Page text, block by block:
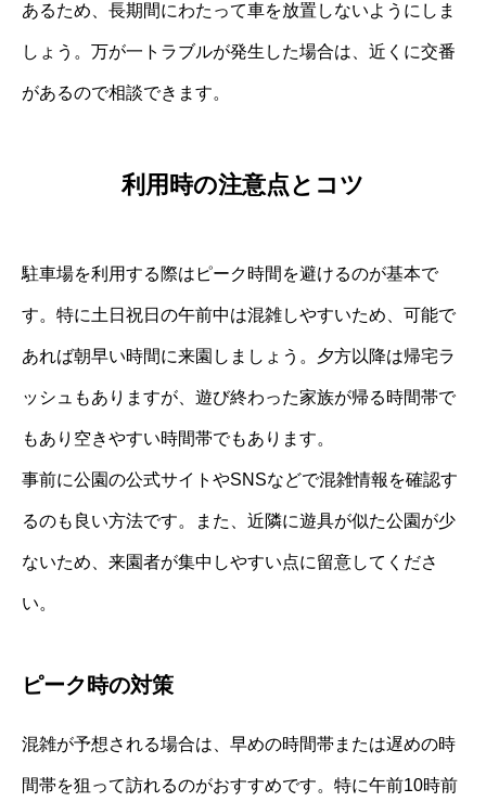
あるため、長期間にわたって車を放置しないようにしま
しょう。万が一トラブルが発生した場合は、近くに交番
があるので相談できます。
利用時の注意点とコツ
駐車場を利用する際はピーク時間を避けるのが基本で
す。特に土日祝日の午前中は混雑しやすいため、可能で
あれば朝早い時間に来園しましょう。夕方以降は帰宅ラ
ッシュもありますが、遊び終わった家族が帰る時間帯で
もあり空きやすい時間帯でもあります。
事前に公園の公式サイトやSNSなどで混雑情報を確認す
るのも良い方法です。また、近隣に遊具が似た公園が少
ないため、来園者が集中しやすい点に留意してくださ
い。
ピーク時の対策
混雑が予想される場合は、早めの時間帯または遅めの時
間帯を狙って訪れるのがおすすめです。特に午前10時前